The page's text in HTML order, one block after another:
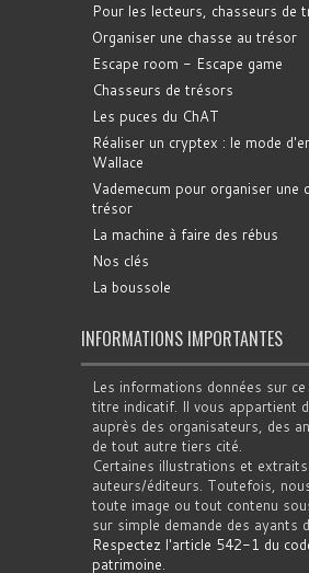
Pour les lecteurs, chasseurs de
Organiser une chasse au trésor
Escape room - Escape game
Chasseurs de trésors
Les puces du ChAT
Réaliser un cryptex : le mode
Wallace
Vademecum pour organiser une
trésor
La machine à faire des rébus
Nos clés
La boussole
INFORMATIONS IMPORTANTES
Les informations données sur
titre indicatif. Il vous appartient
auprès des organisateurs, des
de tout autre tiers cité.
Certaines illustrations et
auteurs/éditeurs. Toutefois,
toute image ou tout contenu
sur simple demande des ayants
Respectez l'article 542-1 du
patrimoine.